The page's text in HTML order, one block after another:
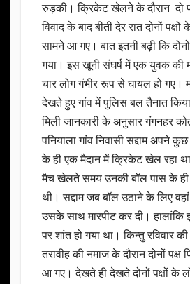
रुड़की। क्रिकेट खेलने के दौरान दो
विवाद के बाद बीती देर रात दोनों
सामने आ गए। बात इतनी बढ़ी कि दोनों
गया। इस खूनी संघर्ष में एक युवक की
चार लोग गंभीर रूप से घायल हो गए।
देखते हुए गांव में पुलिस बल तैनात
मिली जानकारी के अनुसार गंगनहर
पनियाला गांव निवासी सद्दाम अपने
के ही एक मैदान में क्रिकेट खेल रहा
मैच खेलते समय उनकी बॉल पास के
थी। सद्दाम जब बॉल उठाने के लिए
उसके साथ मारपीट कर दी। हालांकि
पर शांत हो गया था। किन्तु रविवार
तरावीह की नमाज के दौरान दोनों
आ गए। देखते ही देखते दोनों पक्षों के